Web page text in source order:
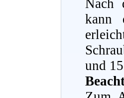
Nach
kann
und